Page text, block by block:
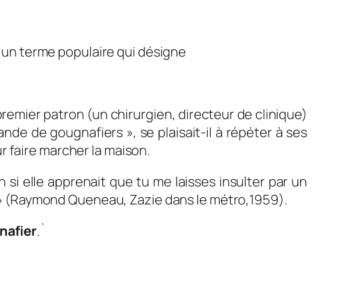
terme populaire qui désigne
patron (un chirurgien, directeur de clinique)
de gougnafiers », se plaisait-il à répéter à ses
faire marcher la maison.
si elle apprenait que tu me laisses insulter par un
(RaymondQueneau, Zazie dans le métro,1959).
.`